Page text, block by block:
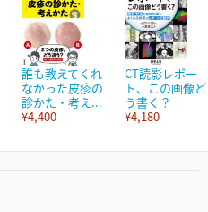
誰も教えてくれ
なかった皮疹の
診かた・考え...
¥4,400
CT読影レポー
ト、この画像ど
う書く？
¥4,180